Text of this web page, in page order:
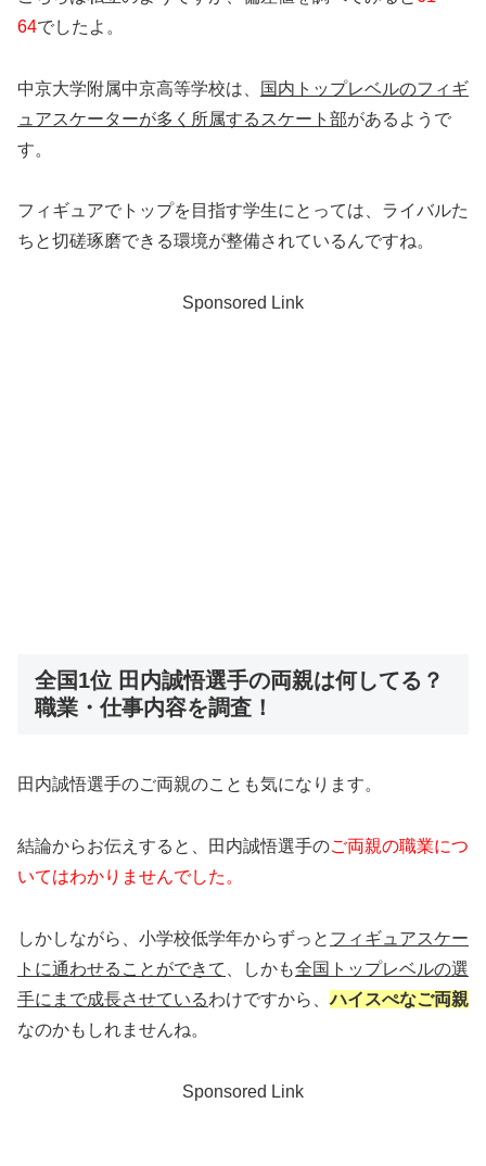
64でしたよ。
中京大学附属中京高等学校は、
国内トップレベルのフィギ
ュアスケーターが多く所属するスケート部があるようで
す。
フィギュアでトップを目指す学生にとっては、ライバルた
ちと切磋琢磨できる環境が整備されているんですね。
Sponsored Link
全国1位 田内誠悟選手の両親は何してる？
職業・仕事内容を調査！
田内誠悟選手のご両親のことも気になります。
結論からお伝えすると、田内誠悟選手のご両親の職業につ
いてはわかりませんでした。
しかしながら、小学校低学年からずっと フィギュアスケー
トに通わせることができて
、しかも全国トップレベルの選
手にまで成長させているわけですから、ハイスぺなご両親
なのかもしれませんね。
Sponsored Link